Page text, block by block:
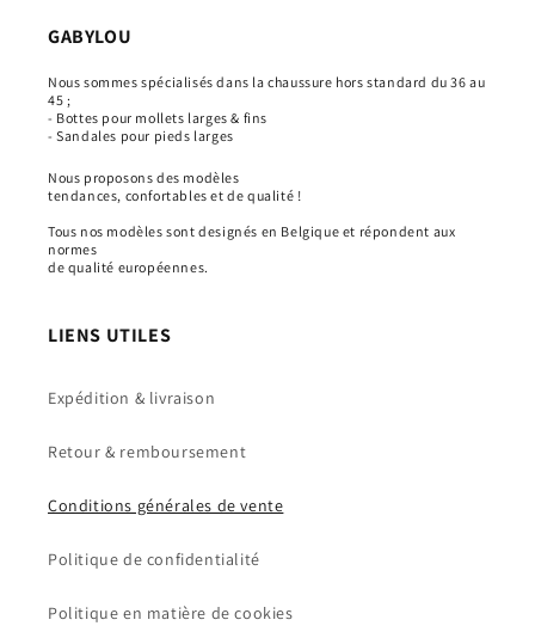
GABYLOU
Nous sommes spécialisés dans la chaussure hors standard du 36 au
45 ;
- Bottes pour mollets larges & fins
- Sandales pour pieds larges
Nous proposons des modèles
tendances, confortables et de qualité !
Tous nos modèles sont designés en Belgique et répondent aux
normes
de qualité européennes.
LIENS UTILES
Expédition & livraison
Retour & remboursement
Conditions générales de vente
Politique de confidentialité
Politique en matière de cookies